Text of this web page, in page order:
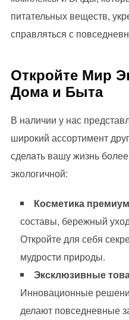
питательных веществ,
справляться с
Откройте Мир
Дома и Быта
В наличии у нас
широкий ассортимент
сделать вашу жизнь
экологичной:
Косметика
составы, бережный
Откройте для себя
мудрости природы.
Эксклюзивные
Инновационные
делают повседневные